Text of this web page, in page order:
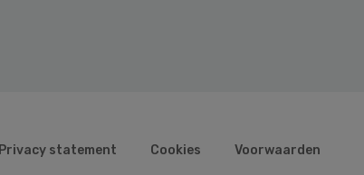
Privacy statement Cookies Voorwaarden